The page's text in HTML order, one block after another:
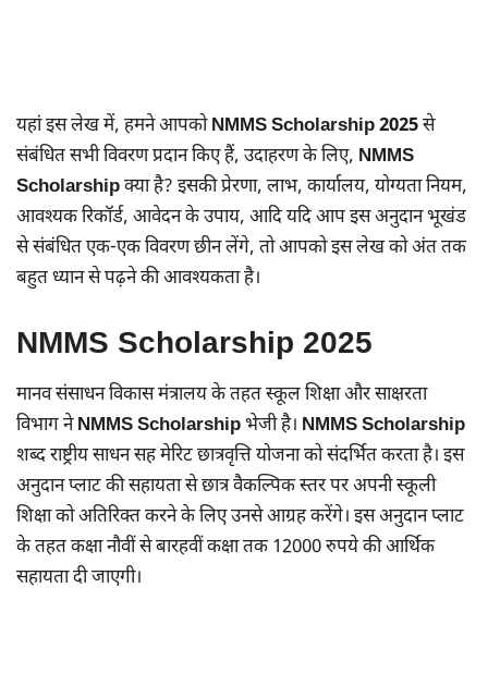
यहां इस लेख में, हमने आपकोNMMS Scholarship 2025से
संबंधित सभी विवरण प्रदान किए हैं, उदाहरण के लिए, NMMS
Scholarshipक्या है? इसकी प्रेरणा, लाभ, कार्यालय, योग्यता नियम,
आवश्यक रिकॉर्ड, आवेदन के उपाय, आदि यदि आप इस अनुदान भूखंड
से संबंधित एक-एक विवरण छीन लेंगे, तो आपको इस लेख को अंत तक
बहुत ध्यान से पढ़ने की आवश्यकता है।
NMMS Scholarship 2025
मानव संसाधन विकास मंत्रालय के तहत स्कूल शिक्षा और साक्षरता
विभाग नेNMMS Scholarshipभेजी है। NMMS Scholarship
शब्द राष्ट्रीय साधन सह मेरिट छात्रवृत्ति योजना को संदर्भित करता है। इस
अनुदान प्लाट की सहायता से छात्र वैकल्पिक स्तर पर अपनी स्कूली
शिक्षा को अतिरिक्त करने के लिए उनसे आग्रह करेंगे। इस अनुदान प्लाट
के तहत कक्षा नौवीं से बारहवीं कक्षा तक 12000 रुपये की आर्थिक
सहायता दी जाएगी।